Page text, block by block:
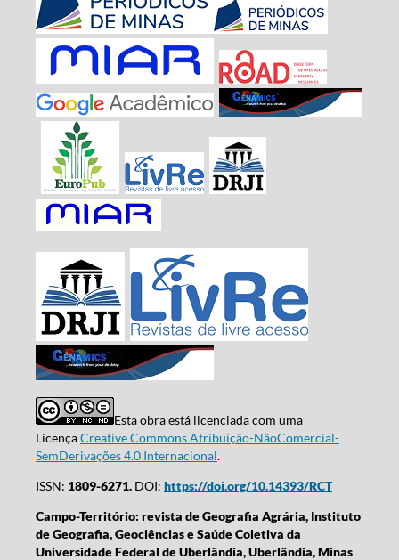
Esta obra está licenciada com uma
LicençaCreative Commons Atribuição-NãoComercial-
SemDerivações 4.0 Internacional.
ISSN: 1809-6271.DOI: https://doi.org/10.14393/RCT
Campo-Território: revista de Geografia Agrária, Instituto
de Geografia, Geociências e Saúde Coletiva da
Universidade Federal de Uberlândia, Uberlândia, Minas